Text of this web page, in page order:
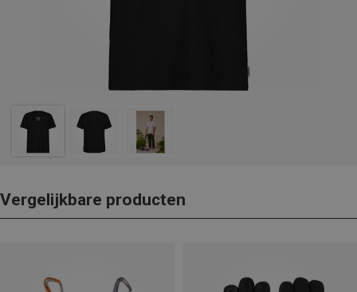
Vergelijkbare producten